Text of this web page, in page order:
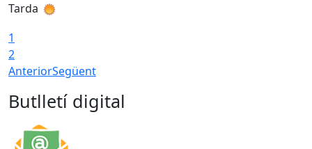
Tarda
1
2
AnteriorSegüent
Butlletí digital